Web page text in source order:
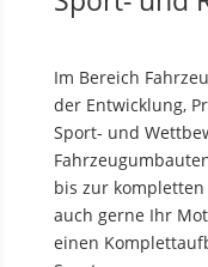
Im Bereich
der Entwicklung,
Sport- und
bis zur
auch gerne Ihr
einen